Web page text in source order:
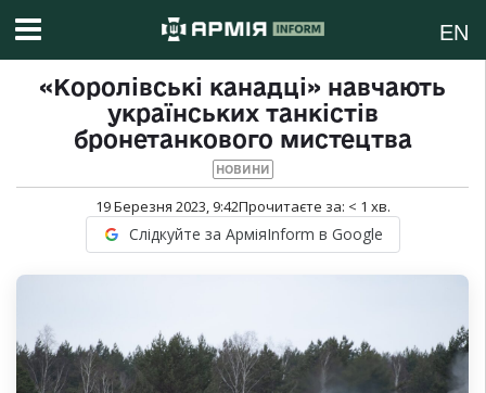
EN
«Королівські канадці» навчають
українських танкістів
бронетанкового мистецтва
НОВИНИ
19 Березня 2023, 9:42Прочитаєте за: < 1 хв.
Слідкуйте за АрміяInform в Google